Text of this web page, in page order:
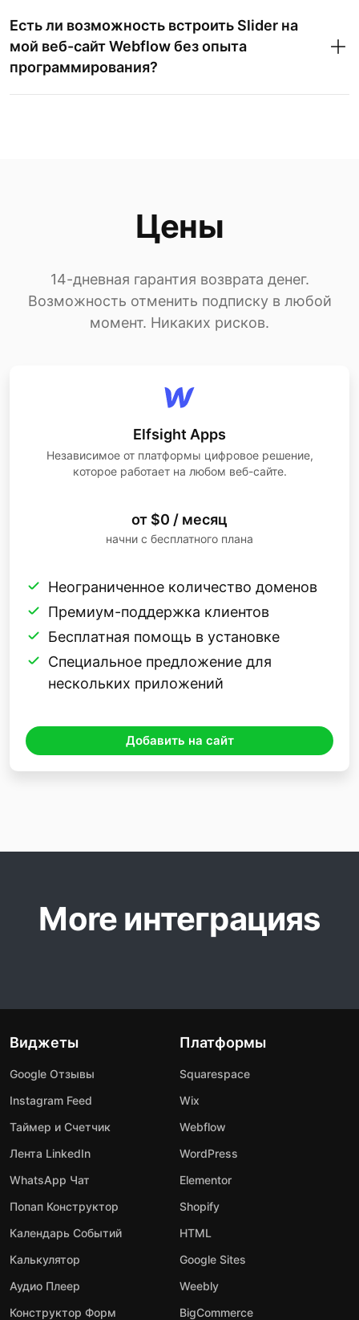
Есть ли возможность встроить Slider на
мой веб-сайт Webflow без опыта
программирования?
Цены
14-дневная гарантия возврата денег.
Возможность отменить подписку в любой
момент. Никаких рисков.
Elfsight Apps
Независимое от платформы цифровое решение,
которое работает на любом веб-сайте.
от $0 / месяц
начни с бесплатного плана
Неограниченное количество доменов
Премиум-поддержка клиентов
Бесплатная помощь в установке
Специальное предложение для
нескольких приложений
Добавить на сайт
More интеграцияs
Виджеты
Google Отзывы
Instagram Feed
Таймер и Счетчик
Лента LinkedIn
WhatsApp Чат
Попап Конструктор
Календарь Событий
Калькулятор
Аудио Плеер
Конструктор Форм
Платформы
Squarespace
Wix
Webflow
WordPress
Elementor
Shopify
HTML
Google Sites
Weebly
BigCommerce